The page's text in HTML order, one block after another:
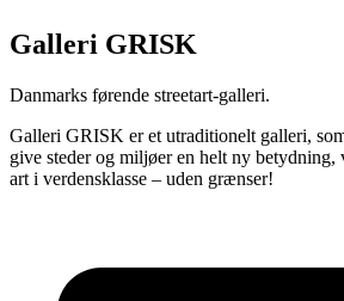
Galleri GRISK
Danmarks førende streetart-galleri.
Galleri GRISK er et utraditionelt galleri,
give steder og miljøer en helt ny
art i verdensklasse – uden grænser!